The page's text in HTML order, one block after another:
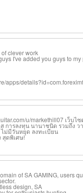
clever work
I've added you guys to
apps/
u/markethill07 เว็บไ
การลงทุน นานาชนิด รวมถึง
ม่มีวันหยุด ลงทะเบียน
สุดพิเศษ!
of SA GAMING, users
design, SA